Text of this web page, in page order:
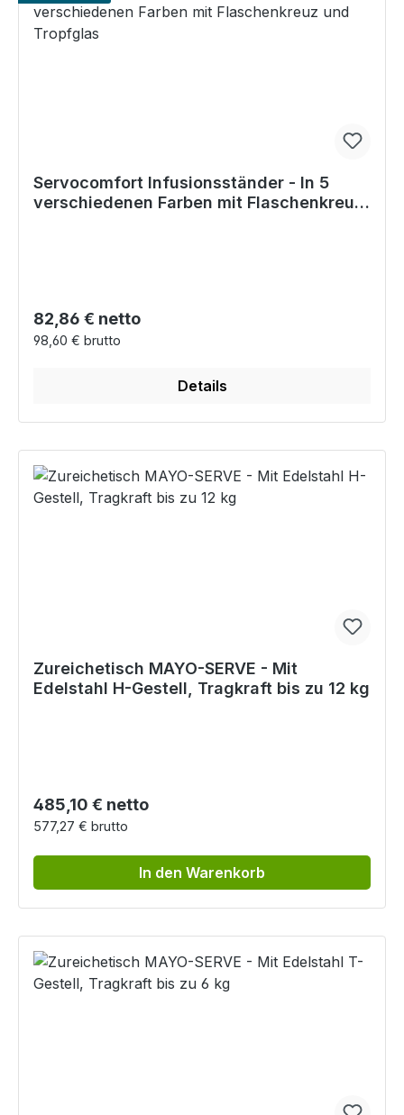
Servocomfort Infusionsständer - In 5
verschiedenen Farben mit Flaschenkreuz
Regulärer Preis:
82,86 € netto
98,60 € brutto
Details
Zureichetisch MAYO-SERVE - Mit
Edelstahl H-Gestell, Tragkraft bis zu 12 kg
Regulärer Preis:
485,10 € netto
577,27 € brutto
In den Warenkorb